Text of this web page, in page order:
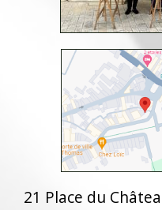
21 Place du